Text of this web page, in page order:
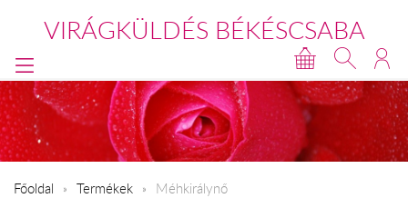
VIRÁGKÜLDÉS BÉKÉSCSABA
Főoldal Termékek Méhkirálynő